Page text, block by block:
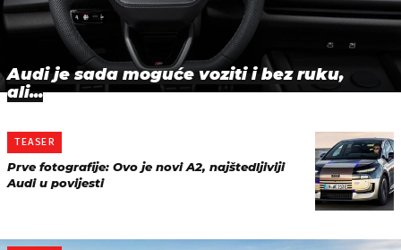
Audi je sada moguće voziti i bez ruku,
ali...
TEASER
Prve fotografije: Ovo je novi A2, najštedljiviji
Audi u povijesti